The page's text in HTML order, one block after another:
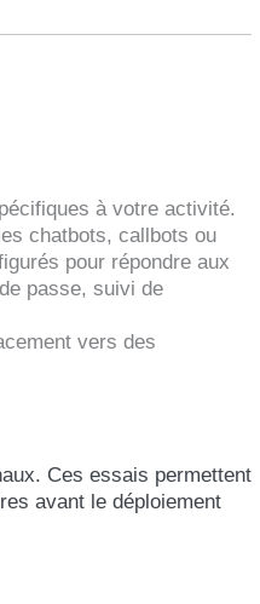
à votre activité.
chatbots, callbots ou
pour répondre aux
passe, suivi de
vers des
Ces essais permettent
avant le déploiement